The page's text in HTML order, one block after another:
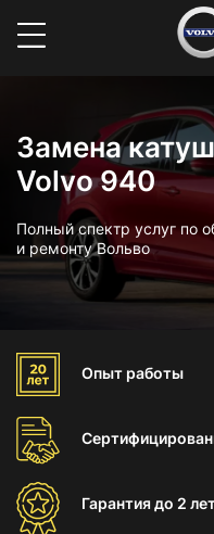
Замена
Volvo 940
Полный спектр услуг по
и ремонту Вольво
Опыт работы
Гарантиядо 2